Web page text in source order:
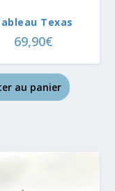
Texas
69,90€
au panier